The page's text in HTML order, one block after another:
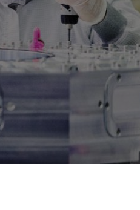
HOC
Art. 53
7月 22, 2026
VAT Media
Acquisition
Ad hoc